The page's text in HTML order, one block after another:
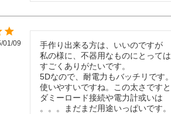
01/09
手作り出来る方は、いいのですが
私の様に、不器用なものにとっては
すごくありがたいです。
5Dなので、耐電力もバッチリです。
使いやすいですね。この太さですと
ダミーロード接続や電力計或いは
。。。まだまだ用途いっぱいです。